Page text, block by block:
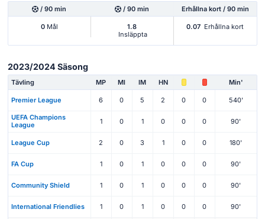
/ 90 min / 90 min Erhållna kort / 90 min
0Mål
1.8
Insläppta
0.07 Erhållna kort
2023/2024 Säsong
Tävling MP Ml IM HN Min'
Premier League 6 0 5 2 0 0 540'
UEFA Champions
League
1 0 1 0 0 0 90'
League Cup 2 0 3 1 0 0 180'
FA Cup 1 0 1 0 0 0 90'
Community Shield 1 0 1 0 0 0 90'
International Friendlies 1 0 1 0 0 0 90'